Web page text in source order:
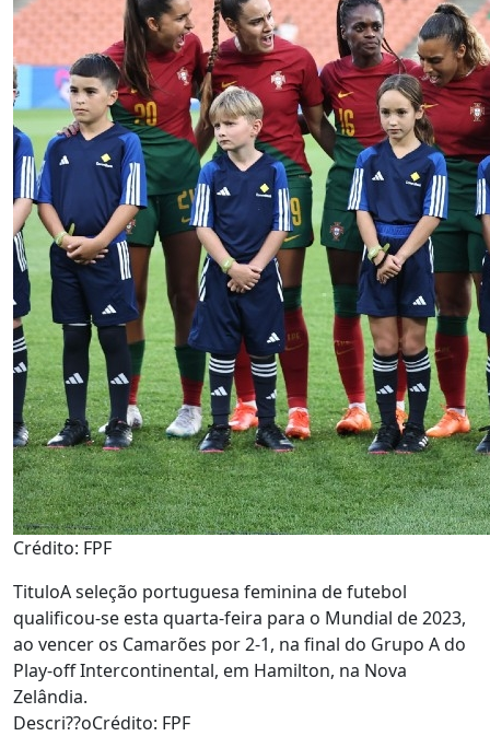
Crédito: FPF
TituloA seleção portuguesa feminina de futebol
qualificou-se esta quarta-feira para o Mundial de 2023,
ao vencer os Camarões por 2-1, na final do Grupo A do
Play-off Intercontinental, em Hamilton, na Nova
Zelândia.
Descri??oCrédito: FPF